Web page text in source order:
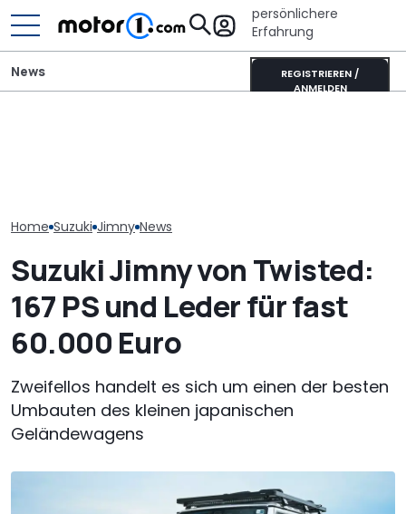
persönlichere
Erfahrung
REGISTRIEREN /
ANMELDEN
News
Home Suzuki Jimny News
Suzuki Jimny von Twisted:
167 PS und Leder für fast
60.000 Euro
Zweifellos handelt es sich um einen der besten
Umbauten des kleinen japanischen
Geländewagens